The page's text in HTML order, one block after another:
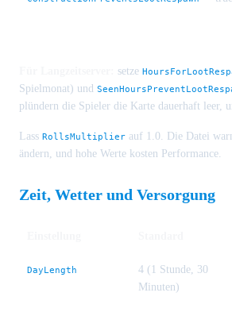
setze
Spielmonat) und
plündern die Spieler die Karte dauerhaft leer,
Lass RollsMultiplier auf 1.0. Die Datei
ändern, und hohe Werte kosten Performance.
Zeit, Wetter und Versorgung
DayLength
4 (1 Stunde, 30
Minuten)